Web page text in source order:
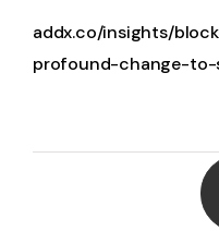
addx.co/insights/
profound-change-